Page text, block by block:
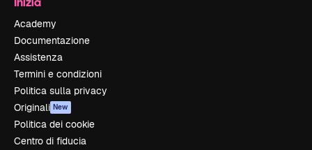
Academy
Documentazione
Assistenza
Termini e condizioni
Politica sulla privacy
Originali New
Politica dei cookie
Centro di fiducia